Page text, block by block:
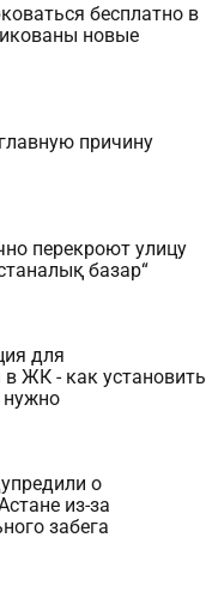
бесплатно в
новые
причину
перекроют улицу
базар“
для
ЖК - как установить
нужно
о
из-за
забега